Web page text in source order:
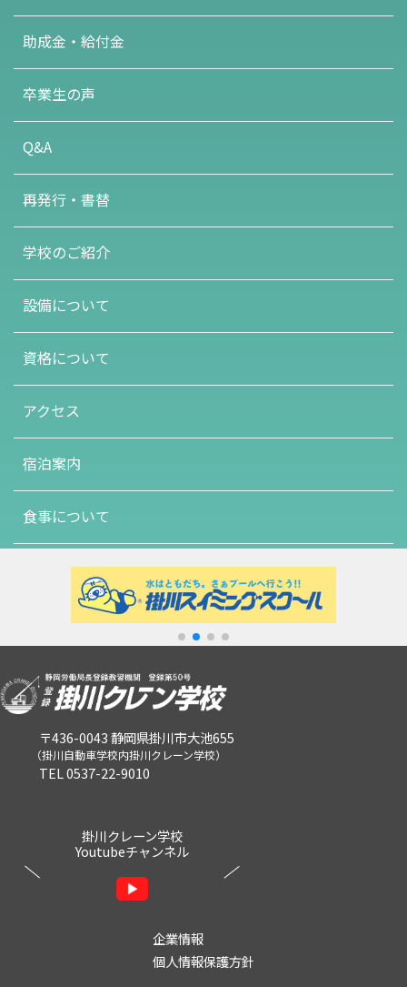
助成金・給付金
卒業生の声
Q&A
再発行・書替
学校のご紹介
設備について
資格について
アクセス
宿泊案内
食事について
〒436-0043 静岡県掛川市大池655
（掛川自動車学校内掛川クレーン学校）
TEL 0537-22-9010
掛川クレーン学校
Youtubeチャンネル
企業情報
個人情報保護方針